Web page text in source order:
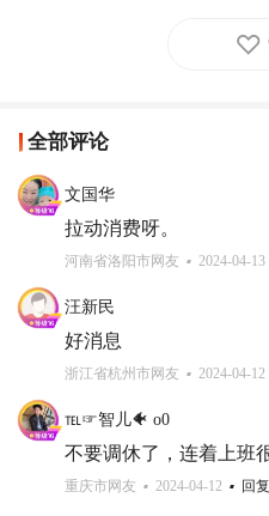
全部评论
文国华
拉动消费呀。
河南省洛阳市网友 2024-04-13
汪新民
好消息
浙江省杭州市网友 2024-04-12
℡☞智儿🐠 o0
不要调休了，连着上班
重庆市网友 2024-04-12 回复